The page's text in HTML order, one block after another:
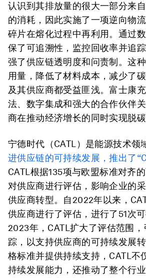
认识到其排放量的很大一部分来
的消耗，因此实施了一项逆向物
碎片在熔化过程中再利用。通过
保了可追溯性，监控回收率并追
强了供应链透明度和问责制。这
用量，降低了材料成本，减少了
及其供应商都受益匪浅。富士康
法、数字集成和强大的合作伙伴
商在推动经济增长的同时实现脱碳
宁德时代（CATL）是能源技术领
进供应链的可持续发展，推出了
CATL根据135项与欧盟标准对齐
对供应商进行评估，影响企业的
供应商转型。自2022年以来，
供应商进行了评估，进行了51次可
2023年，CATL扩大了评估范围
踪，以支持供应商的可持续发展
格标准并提供持续支持，CATL不
持续发展能力，还推动了整个行